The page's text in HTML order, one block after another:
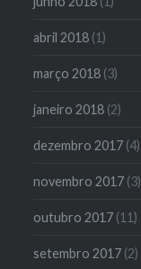
abril 2018 (1)
março 2018 (3)
janeiro 2018 (2)
dezembro 2017 (4)
novembro 2017 (3)
outubro 2017 (11)
setembro 2017 (2)